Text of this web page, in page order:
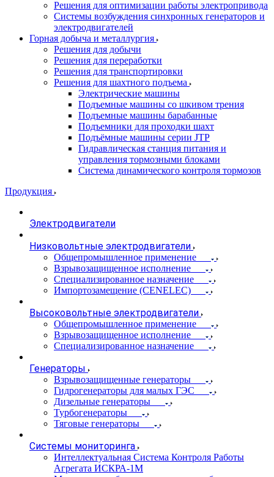
Решения для оптимизации работы электропривода
Системы возбуждения синхронных генераторов и
электродвигателей
Горная добыча и металлургия
Решения для добычи
Решения для переработки
Решения для транспортировки
Решения для шахтного подъема
Электрические машины
Подъемные машины со шкивом трения
Подъемные машины барабанные
Подъемники для проходки шахт
Подъёмные машины серии JTP
Гидравлическая станция питания и
управления тормозными блоками
Система динамического контроля тормозов
Продукция
Электродвигатели
Низковольтные электродвигатели
Общепромышленное применение
Взрывозащищенное исполнение
Специализированное назначение
Импортозамещение (CENELEC)
Высоковольтные электродвигатели
Общепромышленное применение
Взрывозащищенное исполнение
Специализированное назначение
Генераторы
Взрывозащищенные генераторы
Гидрогенераторы для малых ГЭС
Дизельные генераторы
Турбогенераторы
Тяговые генераторы
Системы мониторинга
Интеллектуальная Система Контроля Работы
Агрегата ИСКРА-1М